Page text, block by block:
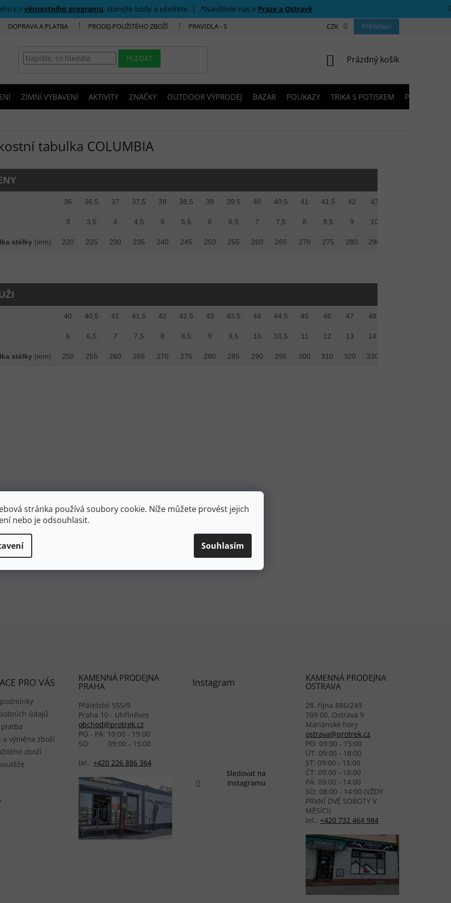
stránka používá soubory cookie. Níže můžete provést jejich
nebo je odsouhlasit.
Souhlasím
👉 věrnostního programu, sbírejte body a ušetřete. | 📍Navštivte nás v Praze a Ostravě
DOPRAVA A PLATBA PRODEJ POUŽITÉHO ZBOŽÍ PRAVIDLA - SOUTĚŽE PRODEJNY KONTAKTY
CZK Přihlášení
HLEDAT NÁKUPNÍ KOŠÍK
Prázdný košík
ZIMNÍ VYBAVENÍ AKTIVITY ZNAČKY OUTDOOR VÝPRODEJ BAZAR POUKAZY TRIKA S POTISKEM PŮJČOVNA
tabulka COLUMBIA
36 36,5 37 37,5 38 38,5 39 39,5 40 40,5 41 41,5 42 43
3 3,5 4 4,5 5 5,5 6 6,5 7 7,5 8 8,5 9 10
stélky (mm) 220 225 230 235 240 245 250 255 260 265 270 275 280 290
40 40,5 41 41,5 42 42,5 43 43,5 44 44,5 45 46 47 48
6 6,5 7 7,5 8 8,5 9 9,5 10 10,5 11 12 13 14
stélky (mm) 250 255 260 265 270 275 280 285 290 295 300 310 320 330
PRO VÁS
údajů
a výměna zboží
zboží
KAMENNÁ PRODEJNA
PRAHA
Přátelství 555/9
Praha 10 - Uhříněves
obchod@protrek.cz
PO - PÁ: 10:00 - 19:00
SO: 09:00 - 15:00
tel.: +420 226 886 364
Instagram
Sledovat na
Instagramu
KAMENNÁ PRODEJNA
OSTRAVA
28. října 886/249
709 00, Ostrava 9
Mariánské hory
ostrava@protrek.cz
PO: 09:00 - 15:00
ÚT: 09:00 - 18:00
ST: 09:00 - 15:00
ČT: 09:00 - 18:00
PÁ: 09:00 - 14:00
SO: 08:00 - 14:00 (VŽDY
PRVNÍ DVĚ SOBOTY V
MĚSÍCI)
tel.:+420 732 464 984